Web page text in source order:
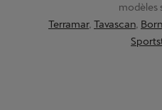
modèles
Terramar, Tavascan Born